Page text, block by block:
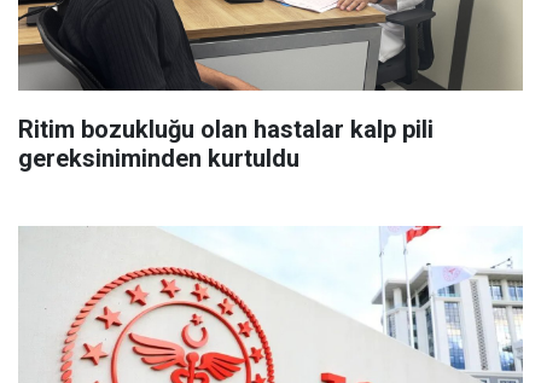
Ritim bozukluğu olan hastalar kalp pili
gereksiniminden kurtuldu